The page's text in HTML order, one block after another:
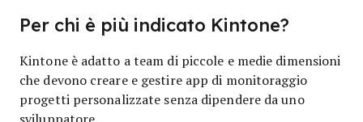
Per chi è più indicato Kintone?
Kintone è adatto a team di piccole e medie dimensioni
che devono creare e gestire app di monitoraggio
progetti personalizzate senza dipendere da uno
sviluppatore.